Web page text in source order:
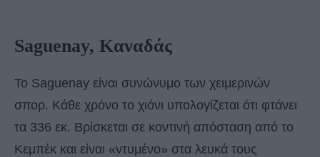
Saguenay, Καναδάς
To Saguenay είναι συνώνυμο των χειμερινών
σπορ. Κάθε χρόνο το χιόνι υπολογίζεται ότι φτάνει
τα 336 εκ. Βρίσκεται σε κοντινή απόσταση από το
Κεμπέκ και είναι «ντυμένο» στα λευκά τους